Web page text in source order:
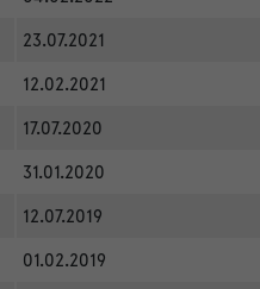
23.07.2021
12.02.2021
17.07.2020
31.01.2020
12.07.2019
01.02.2019